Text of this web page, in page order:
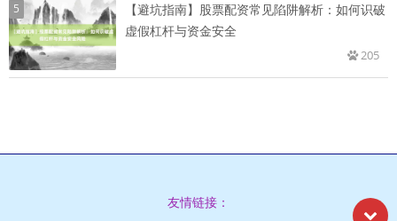
5
【避坑指南】股票配资常见陷阱解析：如何识破
虚假杠杆与资金安全
205
友情链接：